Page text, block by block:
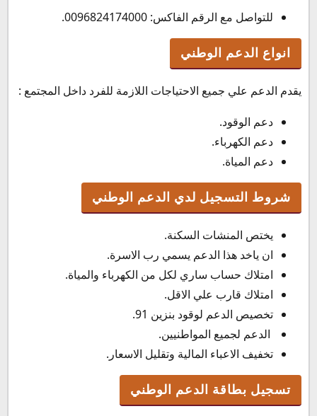
للتواصل مع الرقم الفاكس: 0096824174000.
انواع الدعم الوطني
يقدم الدعم علي جميع الاحتياجات اللازمة للفرد داخل المجتمع :
دعم الوقود.
دعم الكهرباء.
دعم المياة.
شروط التسجيل لدي الدعم الوطني
يختص المنشات السكنة.
ان ياخد هذا الدعم يسمي رب الاسرة.
امتلاك حساب ساري لكل من الكهرباء والمياة.
امتلاك قارب علي الاقل.
تخصيص الدعم لوقود بنزين 91.
الدعم لجميع المواطنيين.
تخفيف الاعباء المالية وتقليل الاسعار.
تسجيل بطاقة الدعم الوطني